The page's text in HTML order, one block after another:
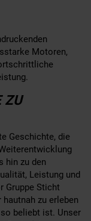
Motoren,
ZU
Geschichte, die
hin zu den
Leistung und
Gruppe Sticht
hautnah zu erleben
beliebt ist. Unser